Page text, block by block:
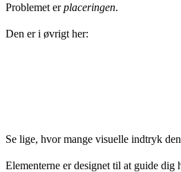
Problemet erplaceringen.
Den er i øvrigt her:
Se lige, hvor mange visuelle indtryk
Elementerne er designet til at guide